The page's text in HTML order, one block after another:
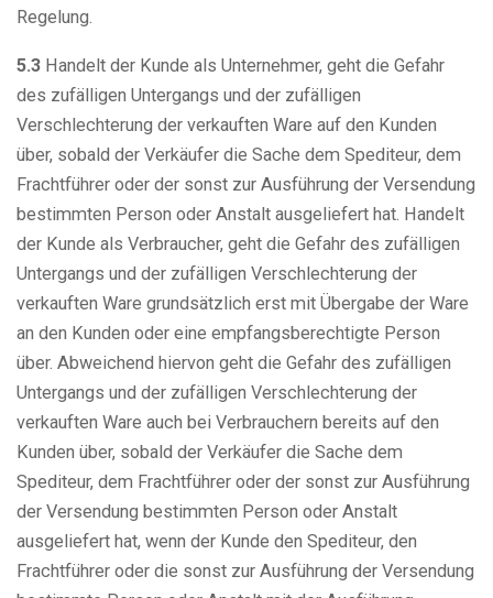
Regelung.
5.3 Handelt der Kunde als Unternehmer, geht die Gefahr
des zufälligen Untergangs und der zufälligen
Verschlechterung der verkauften Ware auf den Kunden
über, sobald der Verkäufer die Sache dem Spediteur, dem
Frachtführer oder der sonst zur Ausführung der Versendung
bestimmten Person oder Anstalt ausgeliefert hat. Handelt
der Kunde als Verbraucher, geht die Gefahr des zufälligen
Untergangs und der zufälligen Verschlechterung der
verkauften Ware grundsätzlich erst mit Übergabe der Ware
an den Kunden oder eine empfangsberechtigte Person
über. Abweichend hiervon geht die Gefahr des zufälligen
Untergangs und der zufälligen Verschlechterung der
verkauften Ware auch bei Verbrauchern bereits auf den
Kunden über, sobald der Verkäufer die Sache dem
Spediteur, dem Frachtführer oder der sonst zur Ausführung
der Versendung bestimmten Person oder Anstalt
ausgeliefert hat, wenn der Kunde den Spediteur, den
Frachtführer oder die sonst zur Ausführung der Versendung